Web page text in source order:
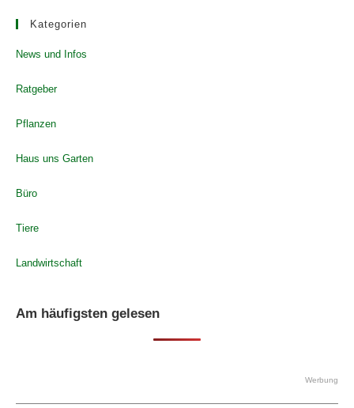
Kategorien
News und Infos
Ratgeber
Pflanzen
Haus uns Garten
Büro
Tiere
Landwirtschaft
Am häufigsten gelesen
Werbung